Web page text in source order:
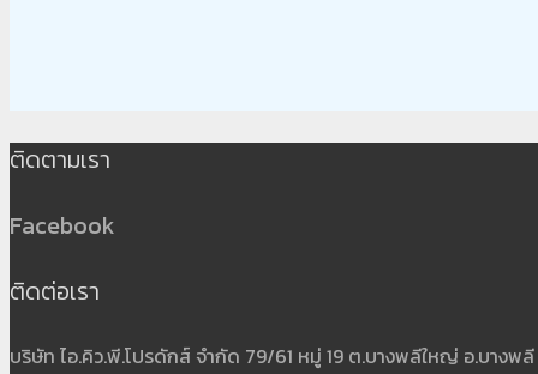
ติดตามเรา
Facebook
ติดต่อเรา
บริษัท ไอ.คิว.พี.โปรดักส์ จำกัด 79/61 หมู่ 19 ต.บางพลีใหญ่ อ.บางพ